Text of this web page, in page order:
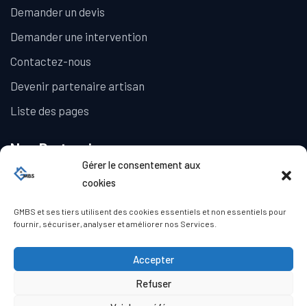
Gérer le consentement aux
cookies
GMBS et ses tiers utilisent des cookies essentiels et non essentiels pour
fournir, sécuriser, analyser et améliorer nos Services.
Accepter
Refuser
Demander un devis
Demander une intervention
Contactez-nous
Devenir partenaire artisan
Liste des pages
Nos Partenaires
La Galerie Immobilière
© Copyright GMBS 2023. Tous droits réservés.